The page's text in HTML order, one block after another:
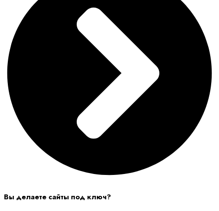
Вы делаете сайты под ключ?